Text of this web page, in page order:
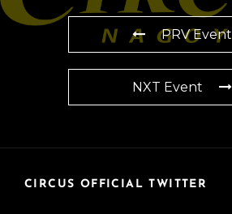
PRV Event
NXT Event
CIRCUS OFFICIAL TWITTER